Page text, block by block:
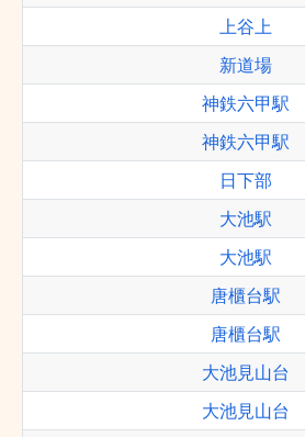
上谷上
新道場
神鉄六甲駅
神鉄六甲駅
日下部
大池駅
大池駅
唐櫃台駅
唐櫃台駅
大池見山台
大池見山台